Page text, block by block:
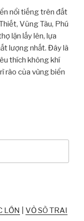
nổi tiếng trên đất
Vũng Tàu, Phú
lặn lấy lên, lựa
lượng nhất. Đây là
thích không khí
rào của vùng biển
LỚN
VỎ SÒ TRAI